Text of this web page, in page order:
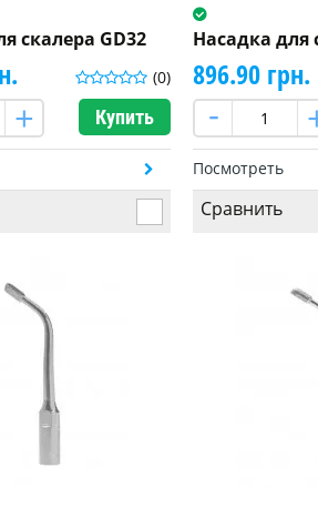
скалера GD32
(0)
Купить
Насадка для
896.90 грн.
Посмотреть
Сравнить